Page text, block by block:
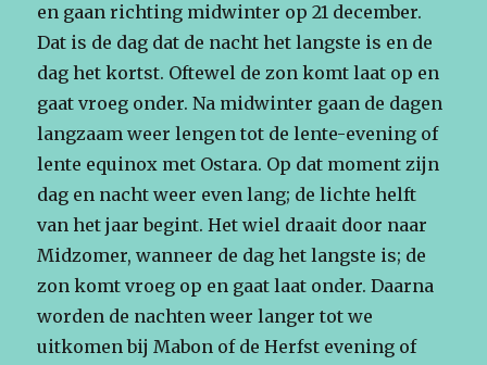
en gaan richting midwinter op 21 december.
Dat is de dag dat de nacht het langste is en de
dag het kortst. Oftewel de zon komt laat op en
gaat vroeg onder. Na midwinter gaan de dagen
langzaam weer lengen tot de lente-evening of
lente equinox met Ostara. Op dat moment zijn
dag en nacht weer even lang; de lichte helft
van het jaar begint. Het wiel draait door naar
Midzomer, wanneer de dag het langste is; de
zon komt vroeg op en gaat laat onder. Daarna
worden de nachten weer langer tot we
uitkomen bij Mabon of de Herfst evening of